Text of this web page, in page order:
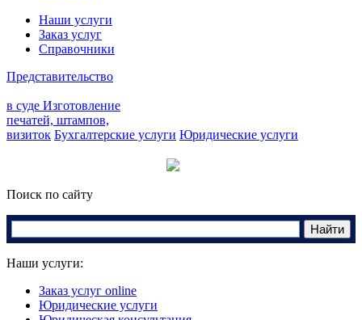
Наши услуги
Заказ услуг
Справочники
Представительство
в суде Изготовление
печатей, штампов,
визиток Бухгалтерские услуги Юридические услуги
Поиск по сайту
Наши услуги:
Заказ услуг online
Юридические услуги